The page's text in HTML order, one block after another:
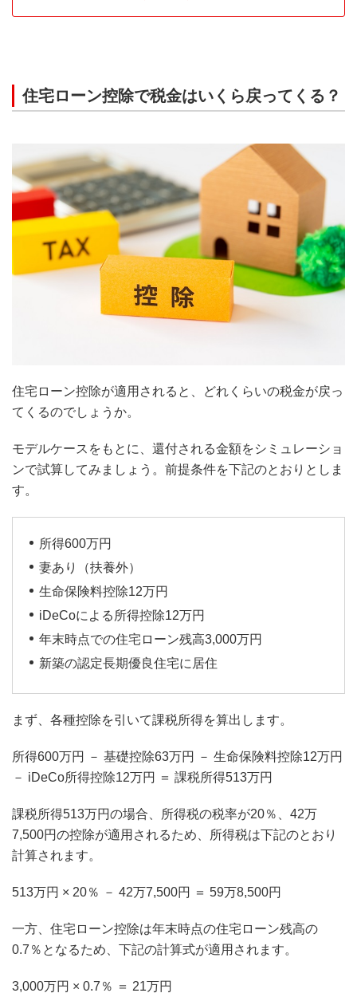
住宅ローン控除で税金はいくら戻ってくる？
住宅ローン控除が適用されると、どれくらいの税金が戻っ
てくるのでしょうか。
モデルケースをもとに、還付される金額をシミュレーショ
ンで試算してみましょう。前提条件を下記のとおりとしま
す。
所得600万円
妻あり（扶養外）
生命保険料控除12万円
iDeCoによる所得控除12万円
年末時点での住宅ローン残高3,000万円
新築の認定長期優良住宅に居住
まず、各種控除を引いて課税所得を算出します。
所得600万円 － 基礎控除63万円 － 生命保険料控除12万円
－ iDeCo所得控除12万円 ＝ 課税所得513万円
課税所得513万円の場合、所得税の税率が20％、42万
7,500円の控除が適用されるため、所得税は下記のとおり
計算されます。
513万円 × 20％ － 42万7,500円 ＝ 59万8,500円
一方、住宅ローン控除は年末時点の住宅ローン残高の
0.7％となるため、下記の計算式が適用されます。
3,000万円 × 0.7％ ＝ 21万円